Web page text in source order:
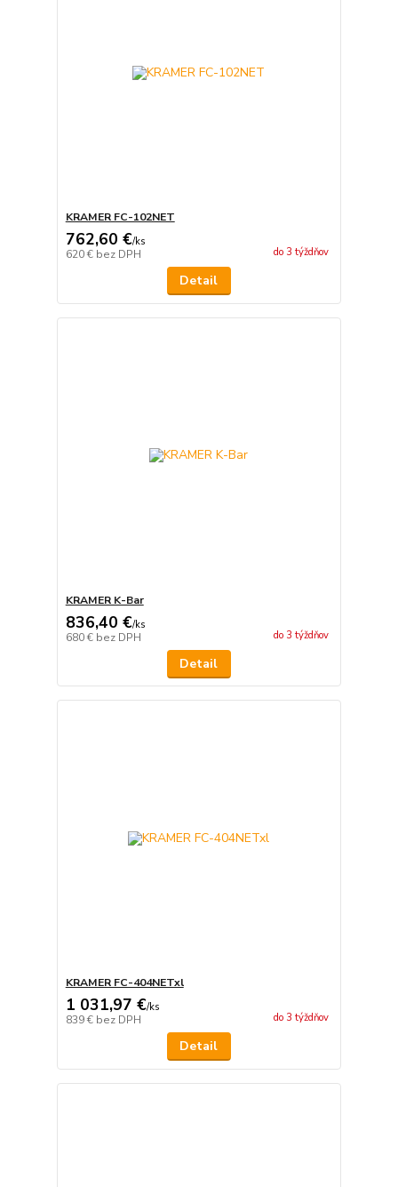
KRAMER FC-102NET
762,60 €/ks
620 € bez DPH do 3 týždňov
Detail
KRAMER K-Bar
836,40 €/ks
680 € bez DPH do 3 týždňov
Detail
KRAMER FC-404NETxl
1 031,97 €/ks
839 € bez DPH do 3 týždňov
Detail